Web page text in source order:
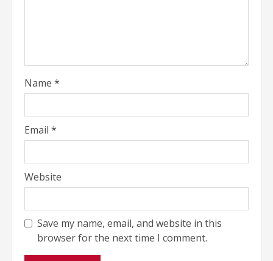
Name *
Email *
Website
Save my name, email, and website in this
browser for the next time I comment.